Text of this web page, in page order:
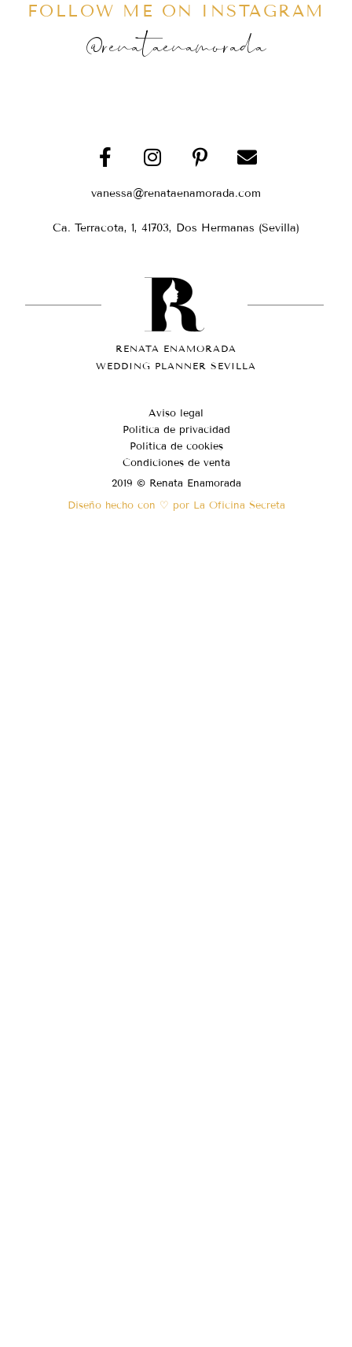
FOLLOW ME ON INSTAGRAM
@renataenamorada
vanessa@renataenamorada.com
Ca. Terracota, 1, 41703, Dos Hermanas (Sevilla)
RENATA ENAMORADA
WEDDING PLANNER SEVILLA
Aviso legal
Política de privacidad
Política de cookies
Condiciones de venta
2019 © Renata Enamorada
Diseño hecho con ♡ por La Oficina Secreta